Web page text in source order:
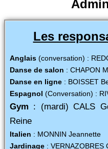
Gestion▼
Activités▼
Sorties - Voyages
Blog
Les
Anglais (conversation) :
Danse de salon : CHAPON
Danse en ligne : BOISSET
Espagnol (Conversation) :
Gym : (mardi) CALS
Reine
Italien : MONNIN Jeannette
Jardinage : VERNAZOBRES